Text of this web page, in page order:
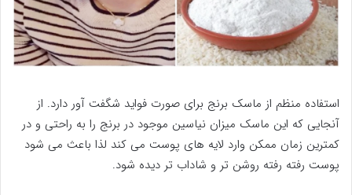
استفاده منظم از ماسک برنج برای صورت فواید شگفت آور دارد. از
آنجایی که این ماسک میزان نیاسین موجود در برنج را به راحتی و در
کمترین زمان ممکن وارد لایه های پوست می کند لذا باعث می شود
پوست رفته رفته روشن تر و شاداب تر دیده شود.